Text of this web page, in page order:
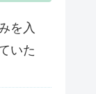
を入
いた